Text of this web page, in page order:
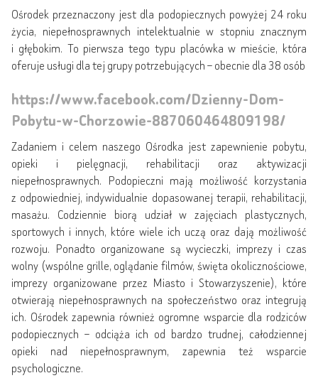
Ośrodek przeznaczony jest dla podopiecznych powyżej 24 roku
życia, niepełnosprawnych intelektualnie w stopniu znacznym
i głębokim. To pierwsza tego typu placówka w mieście, która
oferuje usługi dla tej grupy potrzebujących – obecnie dla 38 osób
https://www.facebook.com/Dzienny-Dom-
Pobytu-w-Chorzowie-887060464809198/
Zadaniem i celem naszego Ośrodka jest zapewnienie pobytu,
opieki i pielęgnacji, rehabilitacji oraz aktywizacji
niepełnosprawnych. Podopieczni mają możliwość korzystania
z odpowiedniej, indywidualnie dopasowanej terapii, rehabilitacji,
masażu. Codziennie biorą udział w zajęciach plastycznych,
sportowych i innych, które wiele ich uczą oraz dają możliwość
rozwoju. Ponadto organizowane są wycieczki, imprezy i czas
wolny (wspólne grille, oglądanie filmów, święta okolicznościowe,
imprezy organizowane przez Miasto i Stowarzyszenie), które
otwierają niepełnosprawnych na społeczeństwo oraz integrują
ich. Ośrodek zapewnia również ogromne wsparcie dla rodziców
podopiecznych – odciąża ich od bardzo trudnej, całodziennej
opieki nad niepełnosprawnym, zapewnia też wsparcie
psychologiczne.